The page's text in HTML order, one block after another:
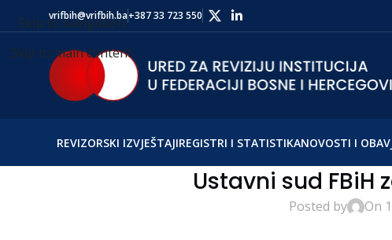
Skip to navigation
Skip to main content
vrifbih@vrifbih.ba+387 33 723 550
REVIZORSKI IZVJEŠTAJIREGISTRI I STATISTIKANOVOSTI I
Ustavni sud FBiH
Posted by On